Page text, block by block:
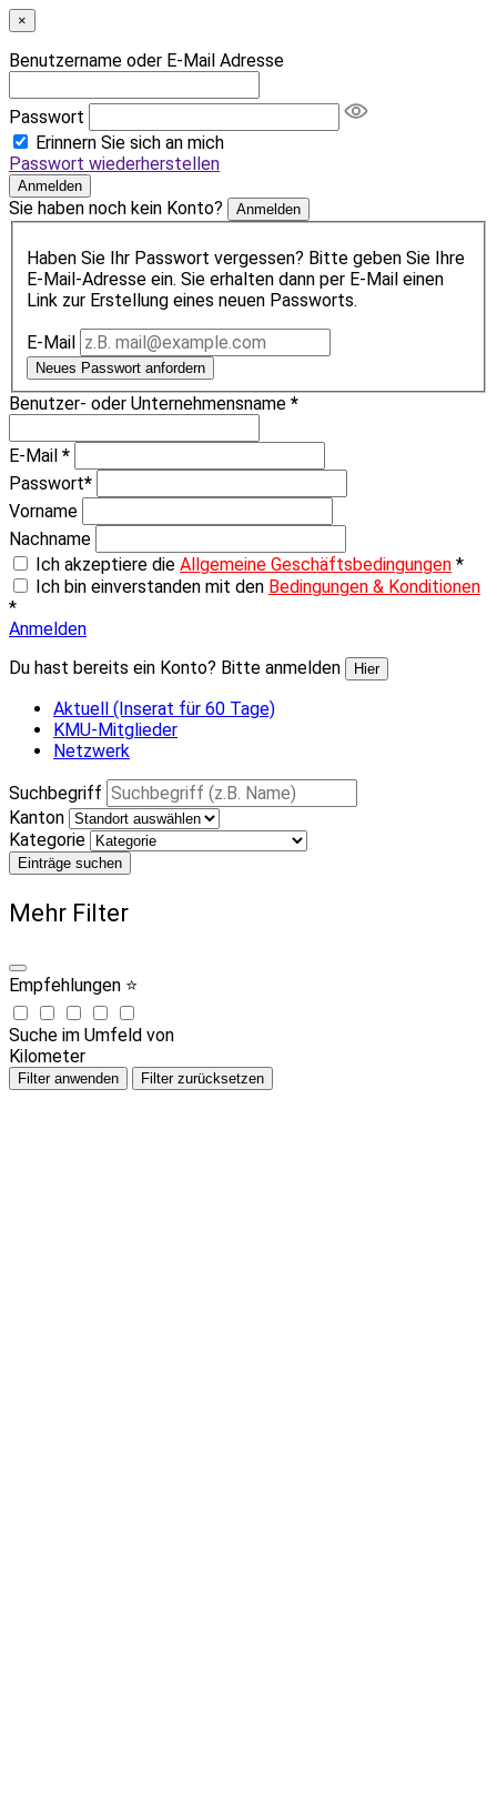
×
Benutzername oder E-Mail Adresse
Passwort
Erinnern Sie sich an mich
Passwort wiederherstellen
Anmelden
Sie haben noch kein Konto? Anmelden
Haben Sie Ihr Passwort vergessen? Bitte geben Sie Ihre
E-Mail-Adresse ein. Sie erhalten dann per E-Mail einen
Link zur Erstellung eines neuen Passworts.
E-Mail
Neues Passwort anfordern
Benutzer- oder Unternehmensname *
E-Mail *
Passwort*
Vorname
Nachname
Ich akzeptiere die Allgemeine Geschäftsbedingungen *
Ich bin einverstanden mit den Bedingungen & Konditionen
*
Anmelden
Du hast bereits ein Konto? Bitte anmelden
Hier
Aktuell (Inserat für 60 Tage)
KMU-Mitglieder
Netzwerk
Suchbegriff
Kanton
Kategorie
Einträge suchen
Mehr Filter
Empfehlungen ⭐
Suche im Umfeld von
Kilometer
Filter anwenden Filter zurücksetzen